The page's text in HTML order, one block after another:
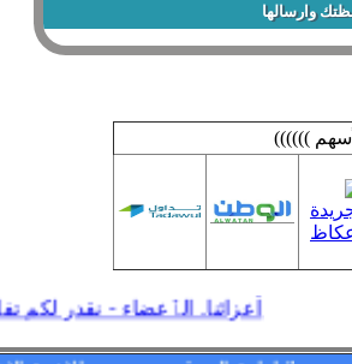
وارسالها
))))))
أعزائنا. الٱعضاء - نقدر لكم